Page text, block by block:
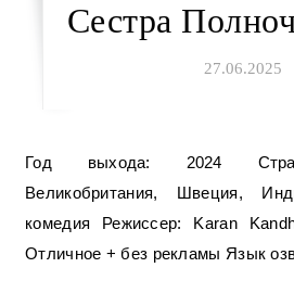
Сестра
27.06.2025
Год выхода: 2024 Страна производства:
Великобритания, Швеция,
комедия Режиссер: Karan
Отличное + без рекламы Язык